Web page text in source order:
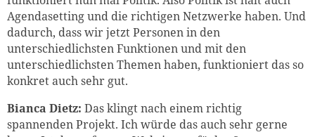
Agendasetting und die richtigen Netzwerke haben. Und
dadurch, dass wir jetzt Personen in den
unterschiedlichsten Funktionen und mit den
unterschiedlichsten Themen haben, funktioniert das so
konkret auch sehr gut.
Bianca Dietz: Das klingt nach einem richtig
spannenden Projekt. Ich würde das auch sehr gerne